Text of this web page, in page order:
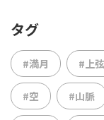
タグ
#満月 #上
#空 #山脈